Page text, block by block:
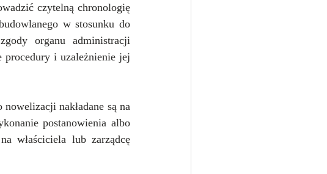
czytelną chronologię
w stosunku do
organu administracji
procedury i uzależnienie jej
nakładane są na
postanowienia albo
właściciela lub zarządcę